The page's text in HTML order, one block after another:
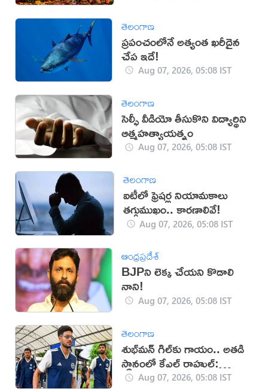
తెలంగాణ
ప్రపంచంలోనే అత్యంత ఖరీదైన
చేప ఇదే!
Aug 07, 2026, 05:08 IST
తెలంగాణ
సెల్ఫీ వీడియో తీసుకొని విద్యార్థిని
ఆత్మహత్యాయత్నం
Aug 07, 2026, 05:08 IST
తెలంగాణ
ఐటీలో ఫ్రెషర్ల నియామకాలు
తగ్గుముఖం.. కారణాలివే!
Aug 07, 2026, 05:08 IST
ఆంధ్రప్రదేశ్
BJPని లెక్క చేయని కొడాలి
నాని!
Aug 07, 2026, 05:08 IST
తెలంగాణ
శుభ్‌మన్‌ గిల్‌కు గాయం.. అతడి
స్థానంలో కేఎల్ రాహుల్:
బీసీసీఐAug 07, 2026, 05:08 IST